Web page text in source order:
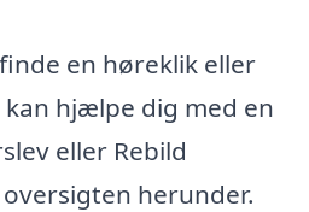
en høreklik eller
hjælpe dig med en
eller Rebild
herunder.